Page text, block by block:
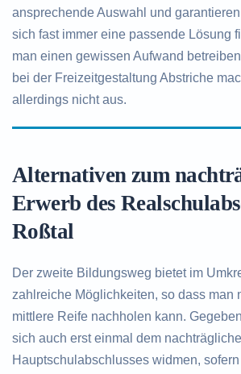
ansprechende Auswahl und
sich fast immer eine passende Lösung
man einen gewissen Aufwand
bei der Freizeitgestaltung Abstriche
allerdings nicht aus.
Alternativen zum
Erwerb des
Roßtal
Der zweite Bildungsweg bietet im
zahlreiche Möglichkeiten, so dass man
mittlere Reife nachholen kann.
sich auch erst einmal dem
Hauptschulabschlusses widmen,